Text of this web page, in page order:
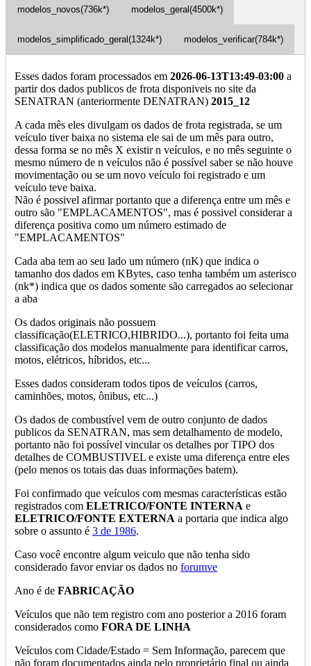
modelos_novos(736k*) modelos_geral(4500k*)
modelos_simplificado_geral(1324k*) modelos_verificar(784k*)
Esses dados foram processados em 2026-06-13T13:49-03:00 a
partir dos dados publicos de frota disponiveis no site da
SENATRAN (anteriormente DENATRAN) 2015_12
A cada mês eles divulgam os dados de frota registrada, se um
veículo tiver baixa no sistema ele sai de um mês para outro,
dessa forma se no mês X existir n veículos, e no mês seguinte o
mesmo número de n veículos não é possível saber se não houve
movimentação ou se um novo veículo foi registrado e um
veículo teve baixa.
Não é possivel afirmar portanto que a diferença entre um mês e
outro são "EMPLACAMENTOS", mas é possivel considerar a
diferença positiva como um número estimado de
"EMPLACAMENTOS"
Cada aba tem ao seu lado um número (nK) que indica o
tamanho dos dados em KBytes, caso tenha também um asterisco
(nk*) indica que os dados somente são carregados ao selecionar
a aba
Os dados originais não possuem
classificação(ELETRICO,HIBRIDO...), portanto foi feita uma
classificação dos modelos manualmente para identificar carros,
motos, elétricos, híbridos, etc...
Esses dados consideram todos tipos de veículos (carros,
caminhões, motos, ônibus, etc...)
Os dados de combustível vem de outro conjunto de dados
publicos da SENATRAN, mas sem detalhamento de modelo,
portanto não foi possível vincular os detalhes por TIPO dos
detalhes de COMBUSTIVEL e existe uma diferença entre eles
(pelo menos os totais das duas informações batem).
Foi confirmado que veículos com mesmas características estão
registrados com ELETRICO/FONTE INTERNA e
ELETRICO/FONTE EXTERNA a portaria que indica algo
sobre o assunto é 3 de 1986.
Caso você encontre algum veiculo que não tenha sido
considerado favor enviar os dados no forumve
Ano é de FABRICAÇÃO
Veículos que não tem registro com ano posterior a 2016 foram
considerados como FORA DE LINHA
Veículos com Cidade/Estado = Sem Informação, parecem que
não foram documentados ainda pelo proprietário final ou ainda